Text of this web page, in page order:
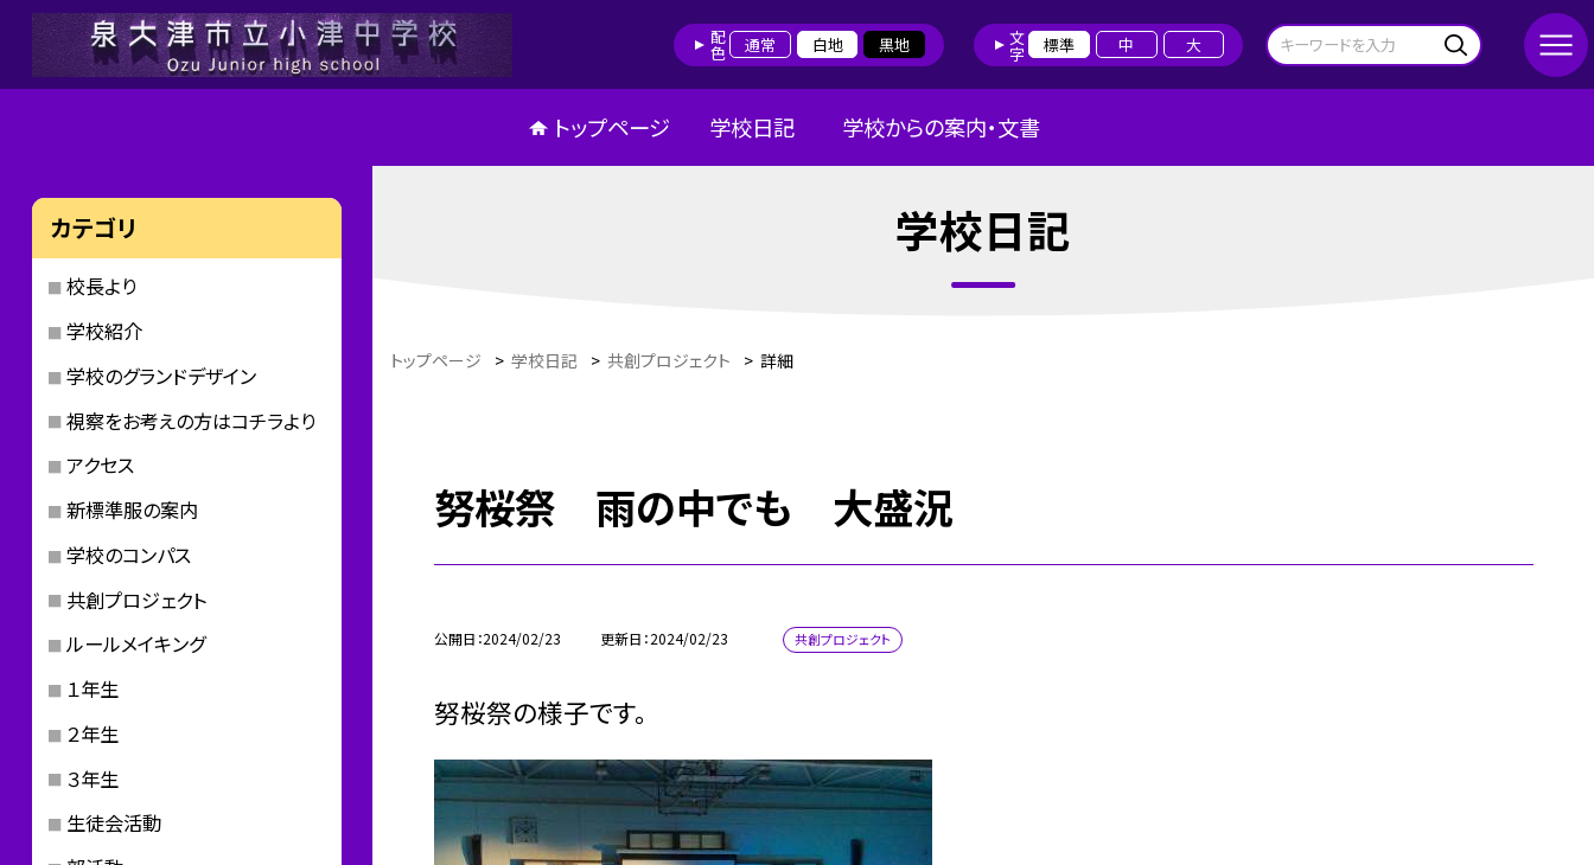
配色 通常 白地 黒地 文字 標準 中 大
トップページ 学校日記 学校からの案内・文書
学校日記
トップページ > 学校日記 > 共創プロジェクト > 詳細
努桜祭 雨の中でも 大盛況
公開日 2024/02/23 更新日 2024/02/23 共創プロジェクト
努桜祭の様子です。
カテゴリ
校長より
学校紹介
学校のグランドデザイン
視察をお考えの方はコチラより
アクセス
新標準服の案内
学校のコンパス
共創プロジェクト
ルールメイキング
１年生
２年生
３年生
生徒会活動